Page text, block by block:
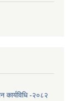
कार्यविधि -२०८२